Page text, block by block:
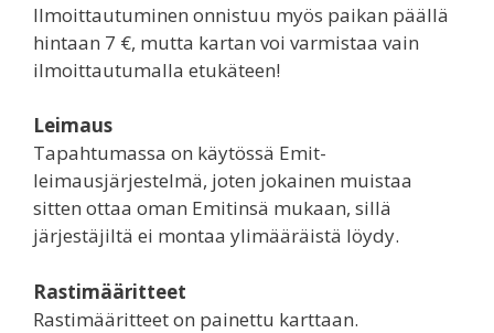
Ilmoittautuminen onnistuu myös paikan päällä
hintaan 7 €, mutta kartan voi varmistaa vain
ilmoittautumalla etukäteen!
Leimaus
Tapahtumassa on käytössä Emit-
leimausjärjestelmä, joten jokainen muistaa
sitten ottaa oman Emitinsä mukaan, sillä
järjestäjiltä ei montaa ylimääräistä löydy.
Rastimääritteet
Rastimääritteet on painettu karttaan.